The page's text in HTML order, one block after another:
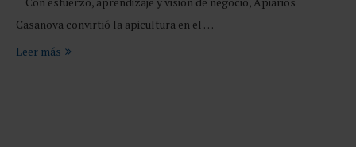
Casanova convirtió la apicultura en el …
Leer más